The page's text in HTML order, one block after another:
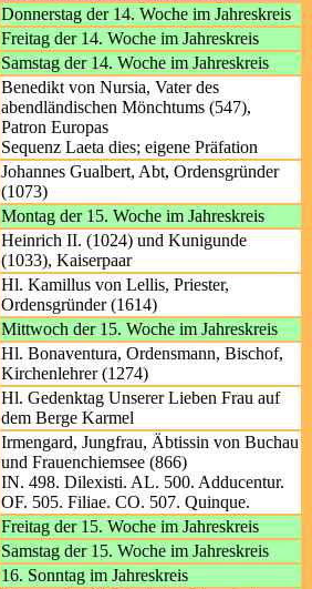
Donnerstag der 14. Woche im Jahreskreis
Freitag der 14. Woche im Jahreskreis
Samstag der 14. Woche im Jahreskreis
Benedikt von Nursia, Vater des
abendländischen Mönchtums (547),
Patron Europas
Sequenz Laeta dies; eigene Präfation
Johannes Gualbert, Abt, Ordensgründer
(1073)
Montag der 15. Woche im Jahreskreis
Heinrich II. (1024) und Kunigunde
(1033), Kaiserpaar
Hl. Kamillus von Lellis, Priester,
Ordensgründer (1614)
Mittwoch der 15. Woche im Jahreskreis
Hl. Bonaventura, Ordensmann, Bischof,
Kirchenlehrer (1274)
Hl. Gedenktag Unserer Lieben Frau auf
dem Berge Karmel
Irmengard, Jungfrau, Äbtissin von Buchau
und Frauenchiemsee (866)
IN. 498. Dilexisti. AL. 500. Adducentur.
OF. 505. Filiae. CO. 507. Quinque.
Freitag der 15. Woche im Jahreskreis
Samstag der 15. Woche im Jahreskreis
16. Sonntag im Jahreskreis